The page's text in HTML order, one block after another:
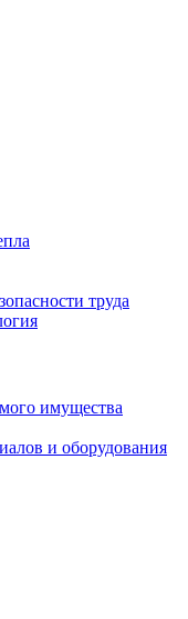
труда
имущества
и оборудования